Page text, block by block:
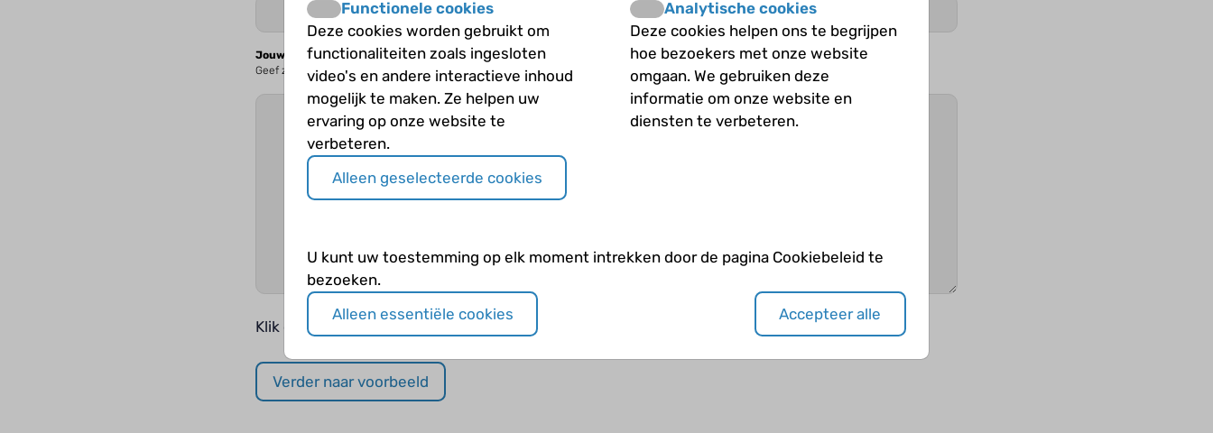
Jouw vraag
Geef zoveel mogelijk details zodat de deskundige een goed beeld krijgt.
Klik op de knop verder naar voorbeeldals je klaar bent.
Functionele cookies
Deze cookies worden gebruikt om
functionaliteiten zoals ingesloten
video's en andere interactieve inhoud
mogelijk te maken. Ze helpen uw
ervaring op onze website te
verbeteren.
Analytische cookies
Deze cookies helpen ons te begrijpen
hoe bezoekers met onze website
omgaan. We gebruiken deze
informatie om onze website en
diensten te verbeteren.
Alleen geselecteerde cookies
U kunt uw toestemming op elk moment intrekken door de pagina Cookiebeleid te
bezoeken.
Alleen essentiële cookies
Accepteer alle